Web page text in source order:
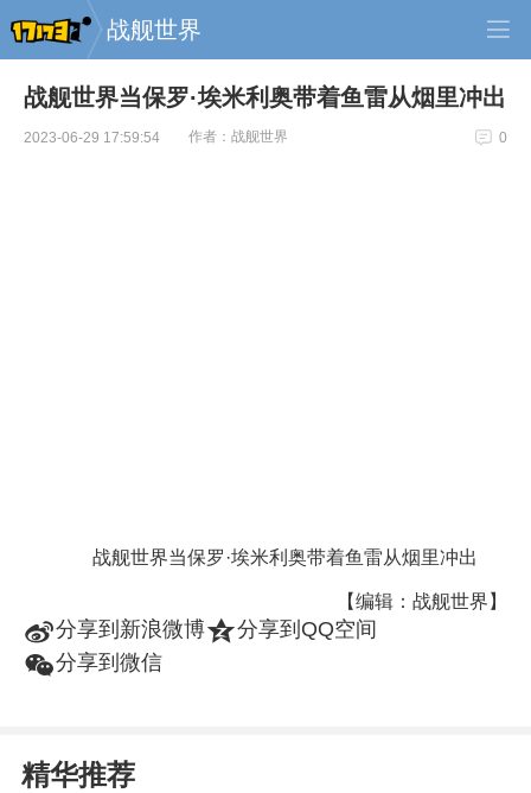
战舰世界
战舰世界当保罗·埃米利奥带着鱼雷从烟里冲出
2023-06-29 17:59:54 作者：战舰世界 0
战舰世界当保罗·埃米利奥带着鱼雷从烟里冲出
【编辑：战舰世界】
t分享到新浪微博z分享到QQ空间
w分享到微信
精华推荐